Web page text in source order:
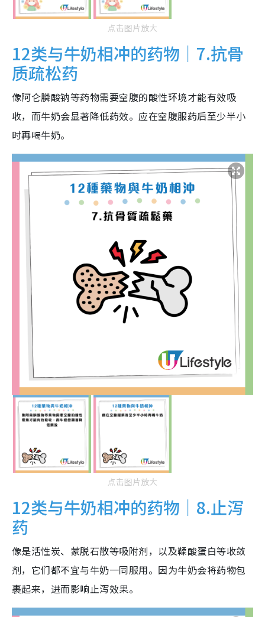
点击图片放大
12类与牛奶相冲的药物｜7.抗骨
质疏松药
像阿仑膦酸钠等药物需要空腹的酸性环境才能有效吸
收，而牛奶会显著降低药效。应在空腹服药后至少半小
时再喝牛奶。
点击图片放大
12类与牛奶相冲的药物｜8.止泻
药
像是活性炭、蒙脱石散等吸附剂，以及鞣酸蛋白等收敛
剂，它们都不宜与牛奶一同服用。因为牛奶会将药物包
裹起来，进而影响止泻效果。